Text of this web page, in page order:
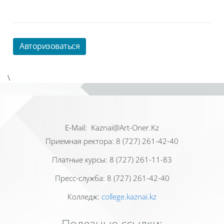
Авторизоваться
\
Е-Mail: Kaznai@Art-Oner.Kz
Приемная ректора: 8 (727) 261-42-40
Платные курсы: 8 (727) 261-11-83
Пресс-служба: 8 (727) 261-42-40
Колледж: college.kaznai.kz